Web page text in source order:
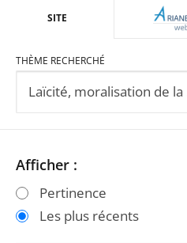
SITE
THÈME RECHERCHÉ
Passer
les
filtres
Passer
les
filtres
Afficher :
Pertinence
Les plus récents